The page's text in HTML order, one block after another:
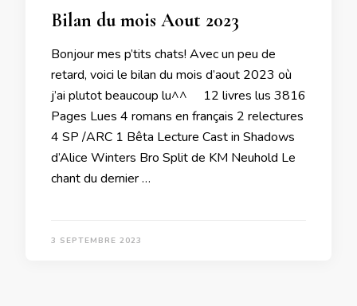
Bilan du mois Aout 2023
Bonjour mes p’tits chats! Avec un peu de
retard, voici le bilan du mois d’aout 2023 où
j’ai plutot beaucoup lu^^ 12 livres lus 3816
Pages Lues 4 romans en français 2 relectures
4 SP /ARC 1 Bêta Lecture Cast in Shadows
d’Alice Winters Bro Split de KM Neuhold Le
chant du dernier …
3 SEPTEMBRE 2023